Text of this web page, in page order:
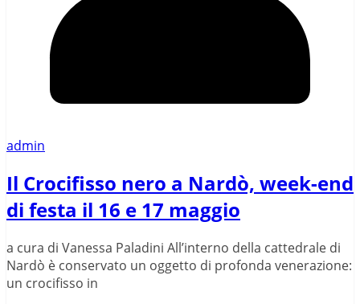
admin
Il Crocifisso nero a Nardò, week-end
di festa il 16 e 17 maggio
a cura di Vanessa Paladini All’interno della cattedrale di
Nardò è conservato un oggetto di profonda venerazione:
un crocifisso in